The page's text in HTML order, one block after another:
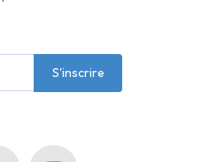
S'inscrire